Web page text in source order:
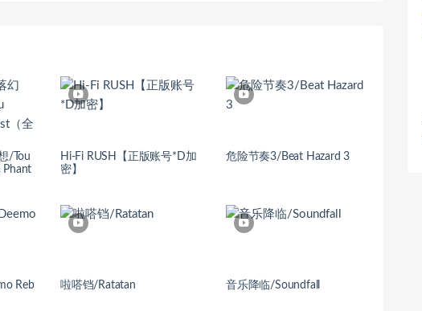
/Tou
Phant
Hi-Fi RUSH【正版账号*D加
密】
危险节奏3/Beat Hazard 3
Reb
啦嗒铛/Ratatan 音乐降临/Soundfall